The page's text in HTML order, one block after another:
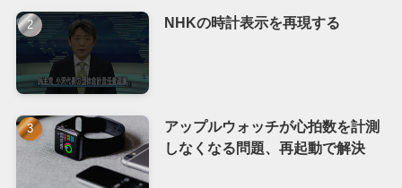
NHKの時計表示を再現する
アップルウォッチが心拍数を計測
しなくなる問題、再起動で解決